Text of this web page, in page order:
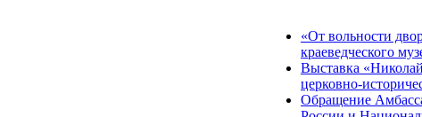
«От вольности
краеведческого
Выставка
церковно-
Обращение